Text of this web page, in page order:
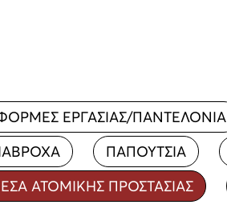
ΕΡΓΑΣΙΑΣ/ΠΑΝΤΕΛΟΝΙΑ
ΠΑΠΟΥΤΣΙΑ
ΑΤΟΜΙΚΗΣ ΠΡΟΣΤΑΣΙΑΣ